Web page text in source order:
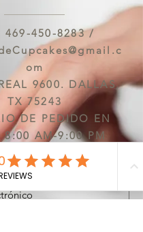
469-450-8283/
om
9600. DALLAS,
TX 75243
DE PEDIDO EN
8:00 AM-9:00 PM